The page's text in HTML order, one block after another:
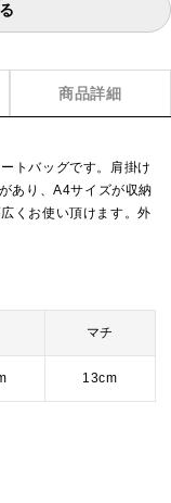
商品詳細
トバッグです。肩掛け
あり、A4サイズが収納
くお使い頂けます。外
マチ
13cm